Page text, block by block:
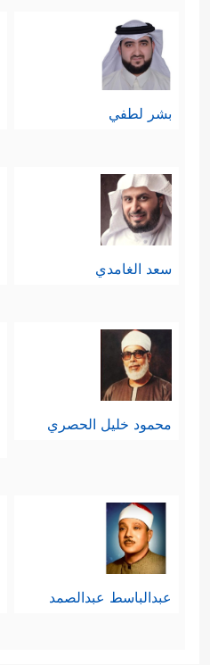
بشر لطفي
سعد الغامدي
محمود خليل الحصري
عبدالباسط عبدالصمد